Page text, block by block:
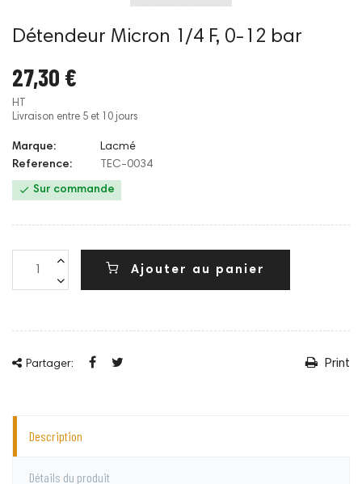
Détendeur Micron 1/4 F, 0-12 bar
27,30 €
HT
Livraison entre 5 et 10 jours
Marque:
Lacmé
Reference:
TEC-0034
 Sur commande
Ajouter au panier
Partager: Print
Description
Détails du produit